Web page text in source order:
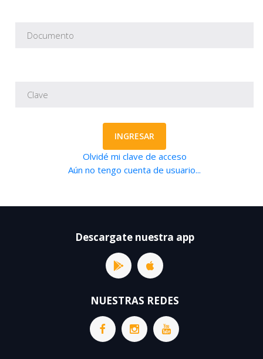
INGRESAR
Olvidé mi clave de acceso
Aún no tengo cuenta de usuario...
Descargate nuestra app
NUESTRAS REDES